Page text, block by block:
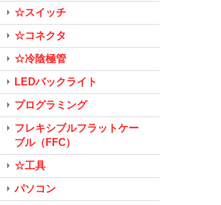
☆スイッチ
☆コネクタ
☆冷陰極管
LEDバックライト
プログラミング
フレキシブルフラットケー
ブル（FFC）
☆工具
パソコン